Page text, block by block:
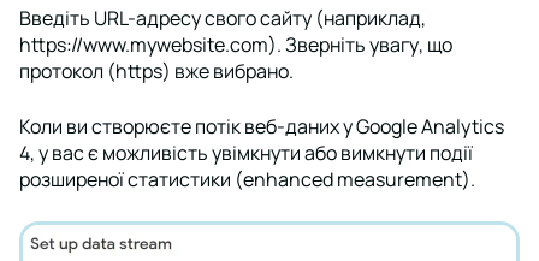
Введіть URL-адресу свого сайту (наприклад,
https://www.mywebsite.com). Зверніть увагу, що
протокол (https) вже вибрано.
Коли ви створюєте потік веб-даних у Google Analytics
4, у вас є можливість увімкнути або вимкнути події
розширеної статистики (enhanced measurement).